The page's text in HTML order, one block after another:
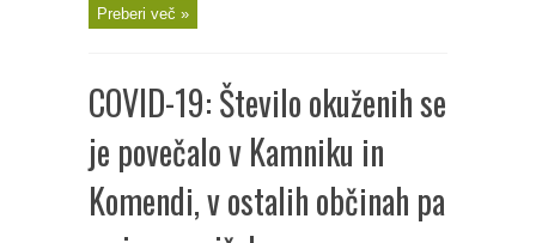
Preberi več »
COVID-19: Število okuženih se
je povečalo v Kamniku in
Komendi, v ostalih občinah pa